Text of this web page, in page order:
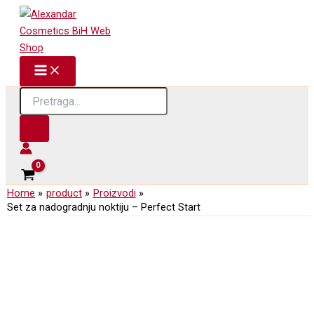
Skip
content
Products
search
Home product
Proizvodi
Set za nadogradnju noktiju – Perfect Start